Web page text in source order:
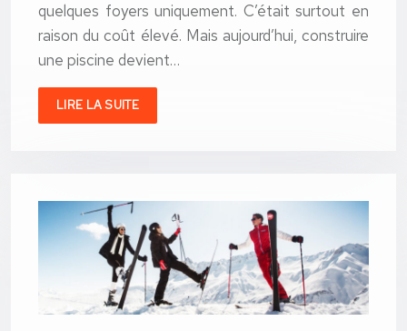
quelques foyers uniquement. C’était surtout en
raison du coût élevé. Mais aujourd’hui, construire
une piscine devient…
LIRE LA SUITE